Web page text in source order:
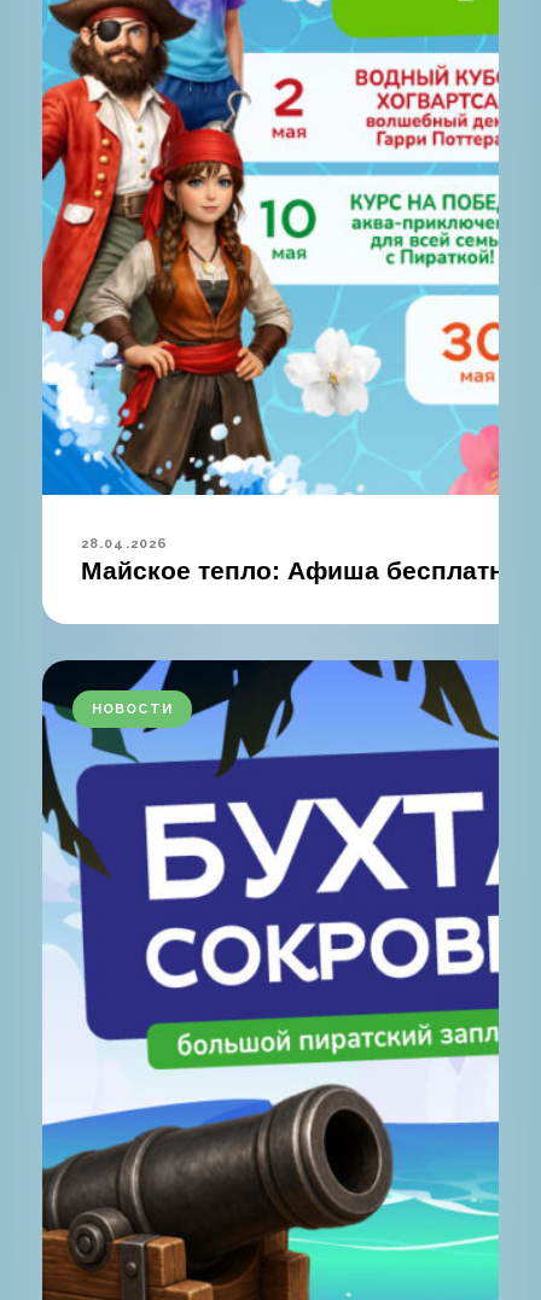
28.04.2026
Майское тепло: Афиша
НОВОСТИ